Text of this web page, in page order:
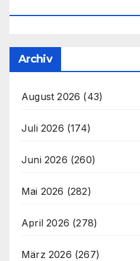
Archiv
August 2026 (43)
Juli 2026 (174)
Juni 2026 (260)
Mai 2026 (282)
April 2026 (278)
März 2026 (267)